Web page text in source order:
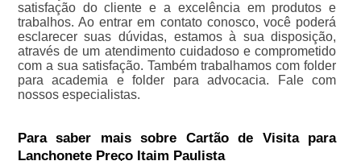
satisfação do cliente e a excelência em produtos e
trabalhos. Ao entrar em contato conosco, você poderá
esclarecer suas dúvidas, estamos à sua disposição,
através de um atendimento cuidadoso e comprometido
com a sua satisfação. Também trabalhamos com folder
para academia e folder para advocacia. Fale com
nossos especialistas.
Para saber mais sobre Cartão de Visita para
Lanchonete Preço Itaim Paulista